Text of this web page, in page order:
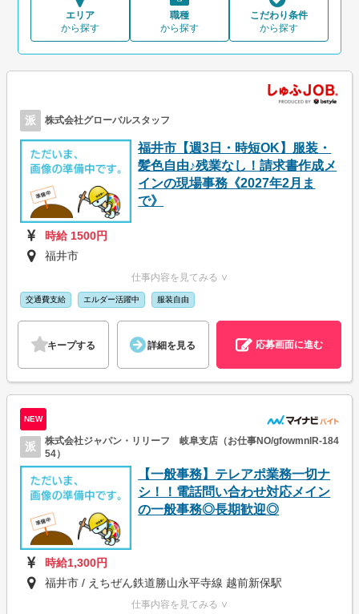
エリア
から探す
職種
から探す
こだわり条件
から探す
派 株式会社グローバルスタッフ
福井市【週3日・時短OK】服装・
髪色自由♪残業なし！請求書作成メ
インの現場事務《2027年2月ま
で》
時給 1500円
福井市
仕事内容を見てみる ∨
交通費支給 エルダー活躍中 服装自由
キープする 詳細を見る 応募画面に進む
NEW
派
株式会社ジャパン・リリーフ 岐阜支店（お仕事NO/gfowmnlR-184
54）
【一般事務】テレアポ業務一切ナ
シ！！電話問い合わせ対応メイン
の一般事務◎長期歓迎◎
時給1,300円
福井市 / えちぜん鉄道勝山永平寺線 越前新保駅
仕事内容を見てみる ∨